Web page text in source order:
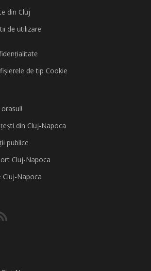
din Cluj
de utilizare
de tip Cookie
din Cluj-Napoca
publice
Cluj-Napoca
Napoca